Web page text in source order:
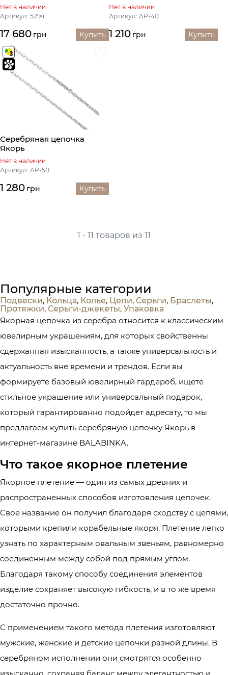
Нет в наличии
Артикул: 529ч
17 680 грн Купить
Нет в наличии
Артикул: АР-40
1 210 грн Купить
Серебряная цепочка
Якорь
Нет в наличии
Артикул: АР-50
1 280 грн Купить
1 - 11 товаров из 11
Популярные категории
Подвески, Кольца, Колье, Цепи, Серьги, Браслеты,
Протяжки, Серьги-джекеты, Упаковка
Якорная цепочка из серебра относится к классическим
ювелирным украшениям, для которых свойственны
сдержанная изысканность, а также универсальность и
актуальность вне времени и трендов. Если вы
формируете базовый ювелирный гардероб, ищете
стильное украшение или универсальный подарок,
который гарантированно подойдет адресату, то мы
предлагаем купить серебряную цепочку Якорь в
интернет-магазине BALABINKA.
Что такое якорное плетение
Якорное плетение — один из самых древних и
распространенных способов изготовления цепочек.
Свое название он получил благодаря сходству с цепями,
которыми крепили корабельные якоря. Плетение легко
узнать по характерным овальным звеньям, равномерно
соединенным между собой под прямым углом.
Благодаря такому способу соединения элементов
изделие сохраняет высокую гибкость, и в то же время
достаточно прочно.
С применением такого метода плетения изготовляют
мужские, женские и детские цепочки разной длины. В
серебряном исполнении они смотрятся особенно